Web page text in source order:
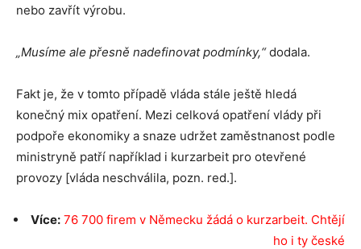
nebo zavřít výrobu.
„Musíme ale přesně nadefinovat podmínky,“dodala.
Fakt je, že v tomto případě vláda stále ještě hledá
konečný mix opatření. Mezi celková opatření vlády při
podpoře ekonomiky a snaze udržet zaměstnanost podle
ministryně patří například i kurzarbeit pro otevřené
provozy [vláda neschválila, pozn. red.].
Více: 76 700 firem v Německu žádá o kurzarbeit. Chtějí
ho i ty české